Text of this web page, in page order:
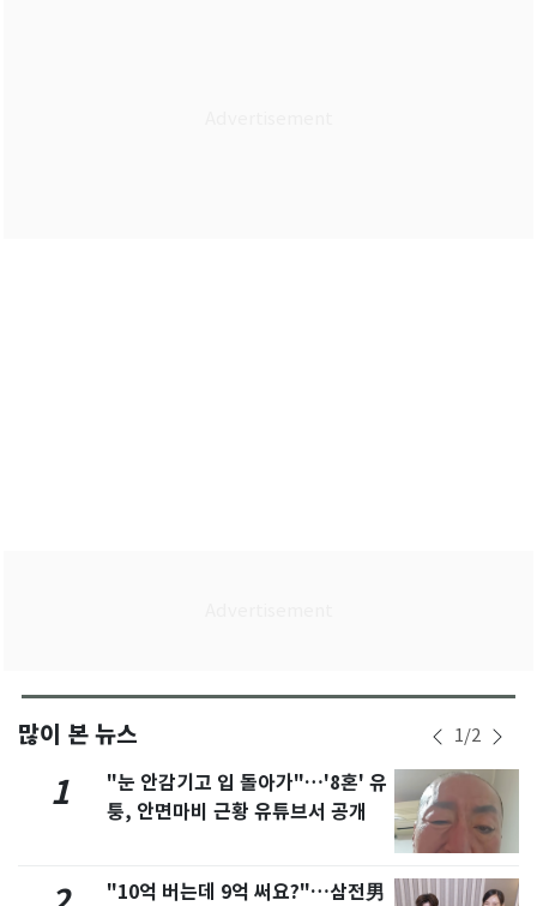
많이 본 뉴스 1/2
1
"눈 안감기고 입 돌아가"…'8혼' 유
퉁, 안면마비 근황 유튜브서 공개
"10억 버는데 9억 써요?"…삼전男